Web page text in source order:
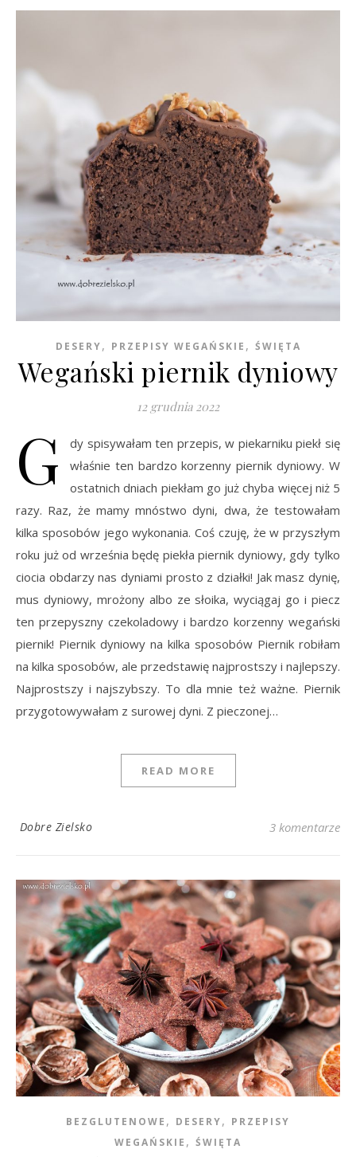
DESERY, PRZEPISY WEGAŃSKIE , ŚWIĘTA
Wegański piernik dyniowy
12 grudnia 2022
G
dy spisywałam ten przepis, w piekarniku piekł się
właśnie ten bardzo korzenny piernik dyniowy. W
ostatnich dniach piekłam go już chyba więcej niż 5
razy. Raz, że mamy mnóstwo dyni, dwa, że testowałam
kilka sposobów jego wykonania. Coś czuję, że w przyszłym
roku już od września będę piekła piernik dyniowy, gdy tylko
ciocia obdarzy nas dyniami prosto z działki! Jak masz dynię,
mus dyniowy, mrożony albo ze słoika, wyciągaj go i piecz
ten przepyszny czekoladowy i bardzo korzenny wegański
piernik! Piernik dyniowy na kilka sposobów Piernik robiłam
na kilka sposobów, ale przedstawię najprostszy i najlepszy.
Najprostszy i najszybszy. To dla mnie też ważne. Piernik
przygotowywałam z surowej dyni. Z pieczonej…
READ MORE
Dobre Zielsko 3 komentarze
BEZGLUTENOWE , DESERY, PRZEPISY
WEGAŃSKIE , ŚWIĘTA